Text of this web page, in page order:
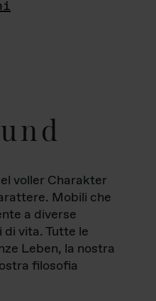
voller Charakter
Mobili che
a diverse
vita. Tutte le
Leben, la nostra
filosofia